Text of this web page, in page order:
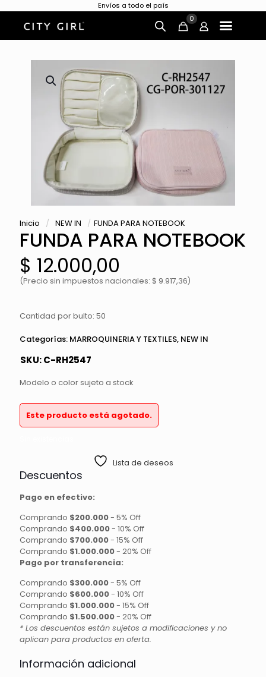
Envíos a todo el país
0
Inicio / NEW IN / FUNDA PARA NOTEBOOK
FUNDA PARA NOTEBOOK
$ 12.000,00
(Precio sin impuestos nacionales: $ 9.917,36)
Cantidad por bulto: 50
Categorías: MARROQUINERIA Y TEXTILES, NEW IN
SKU:C-RH2547
Modelo o color sujeto a stock
Este producto está agotado.
Lista de deseos
Descuentos
Pago en efectivo:
Comprando $200.000- 5% Off
Comprando $400.000- 10% Off
Comprando $700.000- 15% Off
Comprando $1.000.000- 20% Off
Pago por transferencia:
Comprando $300.000- 5% Off
Comprando $600.000- 10% Off
Comprando $1.000.000- 15% Off
Comprando $1.500.000- 20% Off
* Los descuentos están sujetos a modificaciones y no
aplican para productos en oferta.
Información adicional